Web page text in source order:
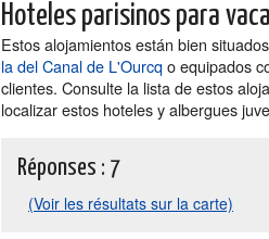
Hoteles parisinos para
Estos alojamientos están bien
la del Canal de L'Ourcqo equipados
clientes. Consulte la lista de estos
localizar estos hoteles y albergues
Réponses : 7
(Voir les résultats sur la carte)